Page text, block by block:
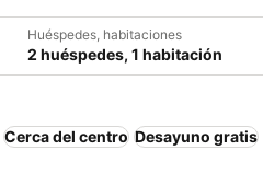
Huéspedes, habitaciones
2 huéspedes, 1 habitación
Cerca del centro Desayuno gratis